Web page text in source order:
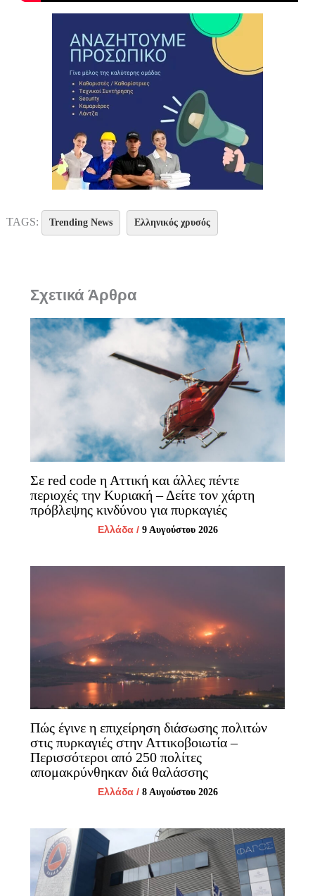
TAGS: Trending News Ελληνικός χρυσός
Σχετικά Άρθρα
Σε red code η Αττική και άλλες πέντε
περιοχές την Κυριακή – Δείτε τον χάρτη
πρόβλεψης κινδύνου για πυρκαγιές
Ελλάδα/ 9 Αυγούστου 2026
Πώς έγινε η επιχείρηση διάσωσης πολιτών
στις πυρκαγιές στην Αττικοβοιωτία –
Περισσότεροι από 250 πολίτες
απομακρύνθηκαν διά θαλάσσης
Ελλάδα/ 8 Αυγούστου 2026